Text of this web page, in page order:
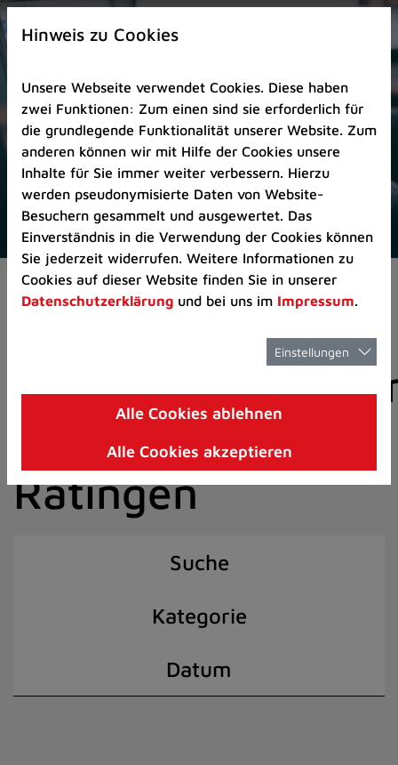
Zur
Startseite
Zum
Seitenanfang
springen
(Schnelltaste
A)
Zur
Navigation/Menü
springen
(Schnelltaste
M)
Zur
8)
I)
Aktuelles Pressemitteilungen
der Stadt
Ratingen
Suche
Kategorie
Datum
Hinweis zu Cookies
Unsere Webseite verwendet Cookies. Diese haben
zwei Funktionen: Zum einen sind sie erforderlich für
die grundlegende Funktionalität unserer Website. Zum
anderen können wir mit Hilfe der Cookies unsere
Inhalte für Sie immer weiter verbessern. Hierzu
werden pseudonymisierte Daten von Website-
Besuchern gesammelt und ausgewertet. Das
Einverständnis in die Verwendung der Cookies können
Sie jederzeit widerrufen. Weitere Informationen zu
Cookies auf dieser Website finden Sie in unserer
Datenschutzerklärung und bei uns im Impressum.
Einstellungen
Alle Cookies ablehnen
Alle Cookies akzeptieren